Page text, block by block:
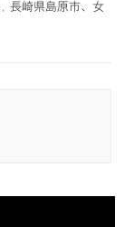
長崎県島原市、女